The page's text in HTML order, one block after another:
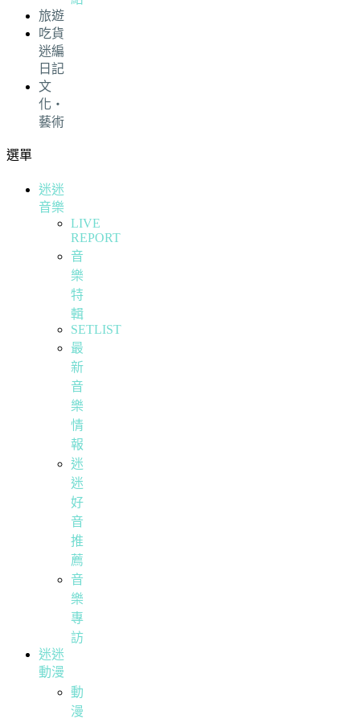
旅遊
吃貨
迷編
日記
文
化・
藝術
選單
迷迷
音樂
LIVE
REPORT
音
樂
特
輯
SETLIST
最
新
音
樂
情
報
迷
迷
好
音
推
薦
音
樂
專
訪
迷迷
動漫
動
漫